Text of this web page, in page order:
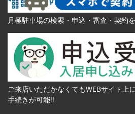
月極駐車場の検索・申込・審査・契約
ご来店いただかなくてもWEBサイト上
手続きが可能!!